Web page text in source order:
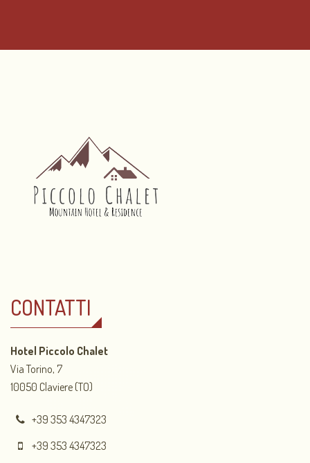
CONTATTI
Hotel Piccolo Chalet
Via Torino, 7
10050 Claviere (TO)
+39 353 4347323
+39 353 4347323